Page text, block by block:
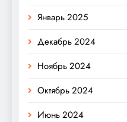
Январь 2025
Декабрь 2024
Ноябрь 2024
Октябрь 2024
Июнь 2024